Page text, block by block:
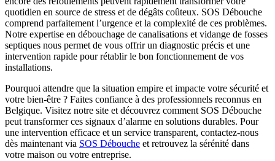
quotidien en source de stress et de dégâts coûteux. SOS Débouche
comprend parfaitement l’urgence et la complexité de ces problèmes.
Notre expertise en débouchage de canalisations et vidange de fosses
septiques nous permet de vous offrir un diagnostic précis et une
intervention rapide pour rétablir le bon fonctionnement de vos
installations.
Pourquoi attendre que la situation empire et impacte votre sécurité et
votre bien-être ? Faites confiance à des professionnels reconnus en
Belgique. Visitez notre site et découvrez comment SOS Débouche
peut transformer ces signaux d’alarme en solutions durables. Pour
une intervention efficace et un service transparent, contactez-nous
dès maintenant via SOS Débouche et retrouvez la sérénité dans
votre maison ou votre entreprise.